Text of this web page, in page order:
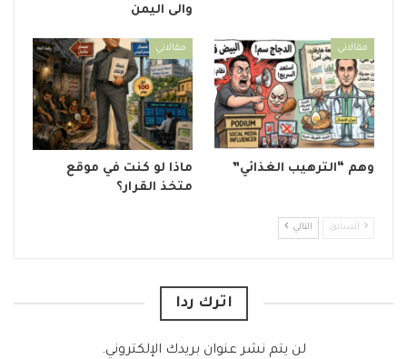
والى اليمن
مقالاتي
وهم “الترهيب الغذائي”
مقالاتي
ماذا لو كنت في موقع
متخذ القرار؟
السابق التالي
اترك ردا
لن يتم نشر عنوان بريدك الإلكتروني.